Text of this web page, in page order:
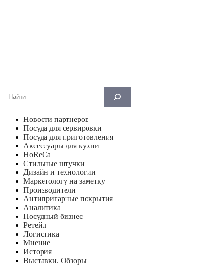
Новости партнеров
Посуда для сервировки
Посуда для приготовления
Аксессуары для кухни
HoReCa
Стильные штучки
Дизайн и технологии
Маркетологу на заметку
Производители
Антипригарные покрытия
Аналитика
Посудный бизнес
Ретейл
Логистика
Мнение
История
Выставки. Обзоры